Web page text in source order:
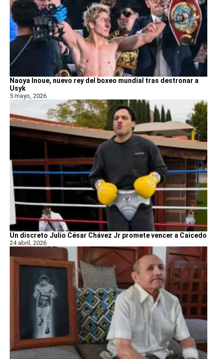
Naoya Inoue, nuevo rey del boxeo mundial tras destronar a
Usyk
5 mayo, 2026
Un discreto Julio César Chávez Jr promete vencer a Caicedo
24 abril, 2026